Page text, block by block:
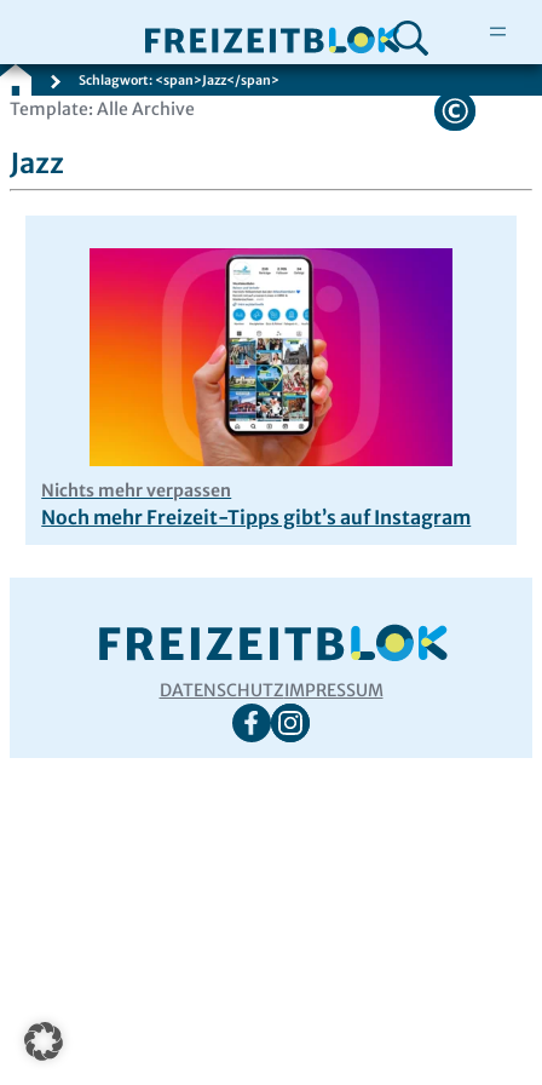
Zum
springen
Schlagwort: <span>Jazz</span>
Template: Alle Archive
Jazz
Nichts mehr verpassen
Noch mehr Freizeit-Tipps gibt’s auf Instagram
DATENSCHUTZIMPRESSUM